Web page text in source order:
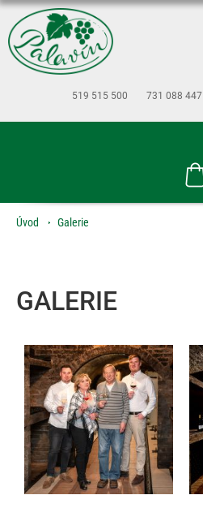
519 515 500 731 088 447
Úvod Galerie
GALERIE